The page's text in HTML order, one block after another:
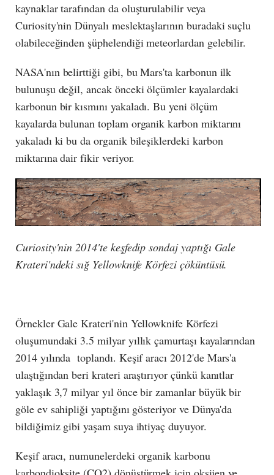
kaynaklar tarafından da oluşturulabilir veya
Curiosity'nin Dünyalı meslektaşlarının buradaki suçlu
olabileceğinden şüphelendiği meteorlardan gelebilir.
NASA'nın belirttiği gibi, bu Mars'ta karbonun ilk
bulunuşu değil, ancak önceki ölçümler kayalardaki
karbonun bir kısmını yakaladı. Bu yeni ölçüm
kayalarda bulunan toplam organik karbon miktarını
yakaladı ki bu da organik bileşiklerdeki karbon
miktarına dair fikir veriyor.
Curiosity'nin 2014'te keşfedip sondaj yaptığı Gale
Krateri'ndeki sığ Yellowknife Körfezi çöküntüsü.
Örnekler Gale Krateri'nin Yellowknife Körfezi
oluşumundaki 3.5 milyar yıllık çamurtaşı kayalarından
2014 yılında toplandı. Keşif aracı 2012'de Mars'a
ulaştığından beri krateri araştırıyor çünkü kanıtlar
yaklaşık 3,7 milyar yıl önce bir zamanlar büyük bir
göle ev sahipliği yaptığını gösteriyor ve Dünya'da
bildiğimiz gibi yaşam suya ihtiyaç duyuyor.
Keşif aracı, numunelerdeki organik karbonu